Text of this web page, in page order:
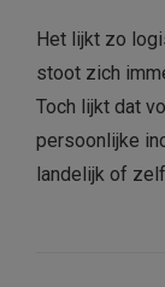
Het lijkt zo
stoot zich
Toch lijkt dat
persoonlijke
landelijk of